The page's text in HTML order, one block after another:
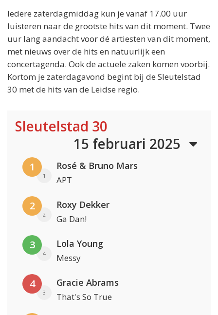
Iedere zaterdagmiddag kun je vanaf 17.00 uur
luisteren naar de grootste hits van dit moment. Twee
uur lang aandacht voor dé artiesten van dit moment,
met nieuws over de hits en natuurlijk een
concertagenda. Ook de actuele zaken komen voorbij.
Kortom je zaterdagavond begint bij de Sleutelstad
30 met de hits van de Leidse regio.
Sleutelstad 30
15 februari 2025
1
1
Rosé & Bruno Mars
APT
2
2
Roxy Dekker
Ga Dan!
3
4
Lola Young
Messy
4
3
Gracie Abrams
That's So True